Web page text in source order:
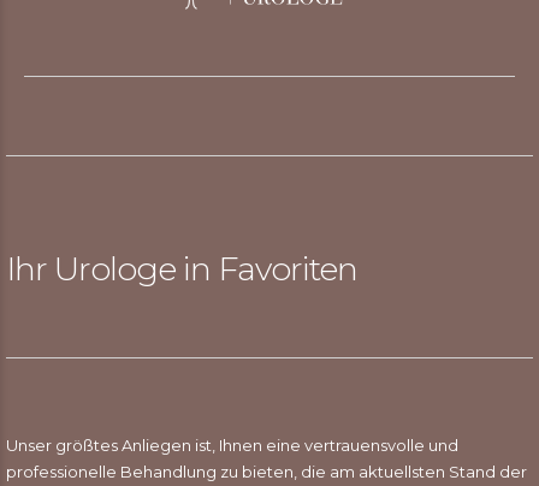
Ihr Urologe in Favoriten
Unser größtes Anliegen ist, Ihnen eine vertrauensvolle und
professionelle Behandlung zu bieten, die am aktuellsten Stand der